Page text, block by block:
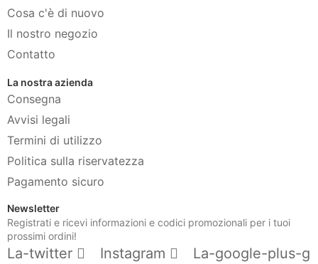
Cosa c'è di nuovo
Il nostro negozio
Contatto
La nostra azienda
Consegna
Avvisi legali
Termini di utilizzo
Politica sulla riservatezza
Pagamento sicuro
Newsletter
Registrati e ricevi informazioni e codici promozionali per i tuoi
prossimi ordini!
La-twitter Instagram
La-google-plus-g